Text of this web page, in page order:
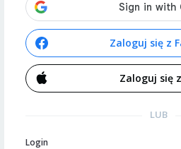
Zaloguj się z
Zaloguj się
LUB
Login